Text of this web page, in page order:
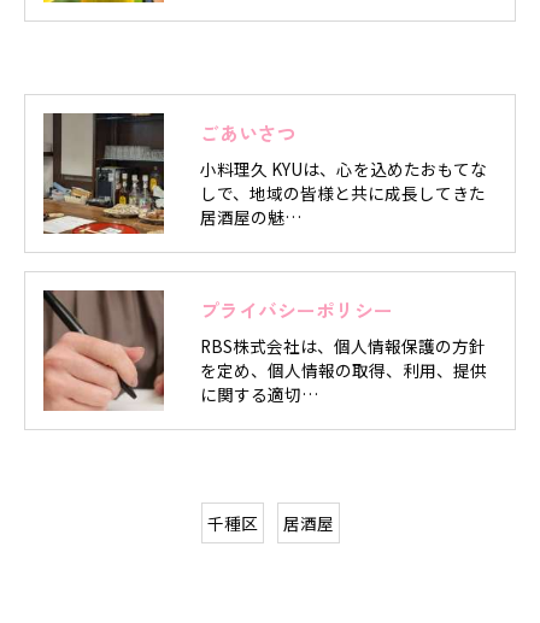
ごあいさつ
小料理久 KYUは、心を込めたおもてな
しで、地域の皆様と共に成長してきた
居酒屋の魅…
プライバシーポリシー
RBS株式会社は、個人情報保護の方針
を定め、個人情報の取得、利用、提供
に関する適切…
千種区 居酒屋